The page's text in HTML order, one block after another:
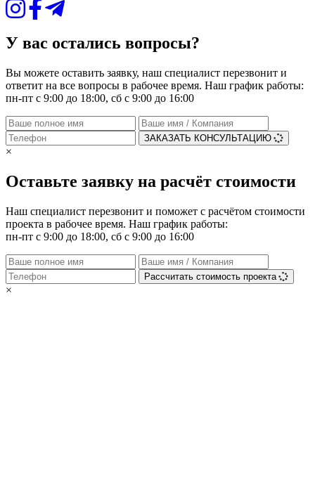
У вас остались вопросы?
Вы можете оставить заявку, наш специалист перезвонит и
ответит на все вопросы в рабочее время. Наш график работы:
пн-пт с 9:00 до 18:00, сб с 9:00 до 16:00
ЗАКАЗАТЬ КОНСУЛЬТАЦИЮ
×
Оставьте заявку на расчёт стоимости
Наш специалист перезвонит и поможет с расчётом стоимости
проекта в рабочее время. Наш график работы:
пн-пт с 9:00 до 18:00, сб с 9:00 до 16:00
Рассчитать стоимость проекта
×